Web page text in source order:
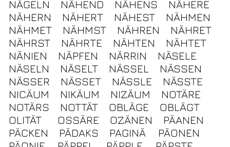
NÄGELN
NÄHEND NÄHENS
NÄHERE
NÄHERN
NÄHERT NÄHEST
NÄHMEN
NÄHMET
NÄHMST NÄHREN
NÄHRET
NÄHRST
NÄHRTE NÄHTEN
NÄHTET
NÄNIEN
NÄPFEN NÄRRIN
NÄSELE
NÄSELN
NÄSELT NÄSSEL
NÄSSEN
NÄSSER
NÄSSET NÄSSLE
NÄSSTE
NICÄUM
NIKÄUM NIZÄUM
NOTÄRE
NOTÄRS
NOTTÄT OBLÄGE
OBLÄGT
OLITÄT
OSSÄRE OZÄNEN
PÄANEN
PÄCKEN
PÄDAKS PAGINÄ
PÄONEN